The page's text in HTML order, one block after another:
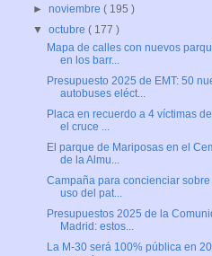
►noviembre( 195 )
▼octubre( 177 )
Mapa de calles con nuevos
en los barr...
Presupuesto 2025 de EMT: 50
autobuses eléct...
Placa en recuerdo a 4 víctimas de
el cruce ...
El parque de Mariposas en el
de la Almu...
Campaña para concienciar
uso del pat...
Presupuestos 2025 de la
Madrid: estos...
La M-30 será 100% pública en